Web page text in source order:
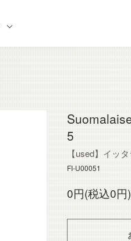
5
【used】イッ
FI-U00051
0円(税込0円)